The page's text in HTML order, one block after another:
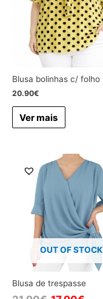
Blusa bolinhas c/ folho
20.90€
Ver mais
OUT OF STOCK
Blusa de trespasse